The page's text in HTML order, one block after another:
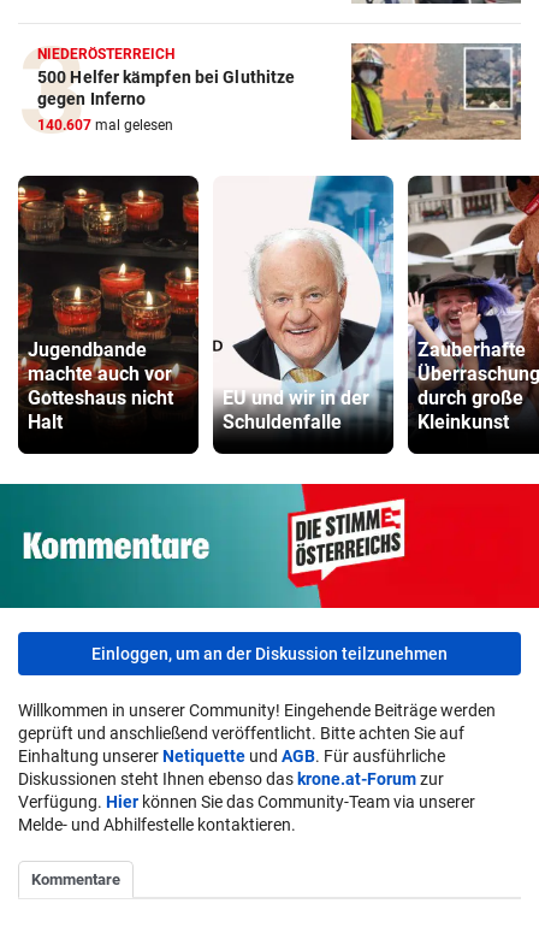
NIEDERÖSTERREICH
500 Helfer kämpfen bei Gluthitze
gegen Inferno
140.607 mal gelesen
Jugendbande
machte auch vor
Gotteshaus nicht
Halt
EU und wir in der
Schuldenfalle
Zauberhafte
durch große
Kleinkunst
Einloggen, um an der Diskussion teilzunehmen
Willkommen in unserer Community! Eingehende Beiträge werden
geprüft und anschließend veröffentlicht. Bitte achten Sie auf
Einhaltung unsererNetiquette und AGB. Für ausführliche
Diskussionen steht Ihnen ebenso das krone.at-Forumzur
Verfügung. Hier können Sie das Community-Team via unserer
Melde- und Abhilfestelle kontaktieren.